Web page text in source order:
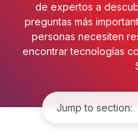
de expertos a
preguntas más
personas necesiten
encontrar tecnologías